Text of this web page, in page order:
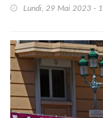
Lundi, 29 Mai 2023 -